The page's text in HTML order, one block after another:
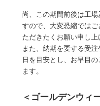
尚、この期間前後は工
すので、大変恐縮では
ただきたくお願い申し上
また、納期を要する受
日を目安とし、お早目
ます。
＜ゴールデンウィ